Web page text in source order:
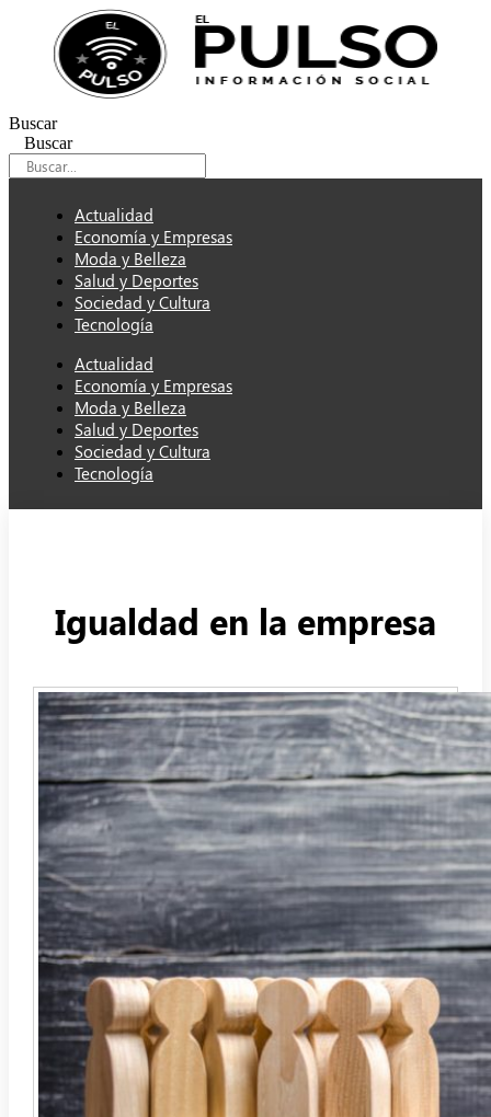
contenido
Buscar
Buscar
Actualidad
Economía y Empresas
Moda y Belleza
Salud y Deportes
Sociedad y Cultura
Tecnología
Actualidad
Economía y Empresas
Moda y Belleza
Salud y Deportes
Sociedad y Cultura
Tecnología
Igualdad en la empresa